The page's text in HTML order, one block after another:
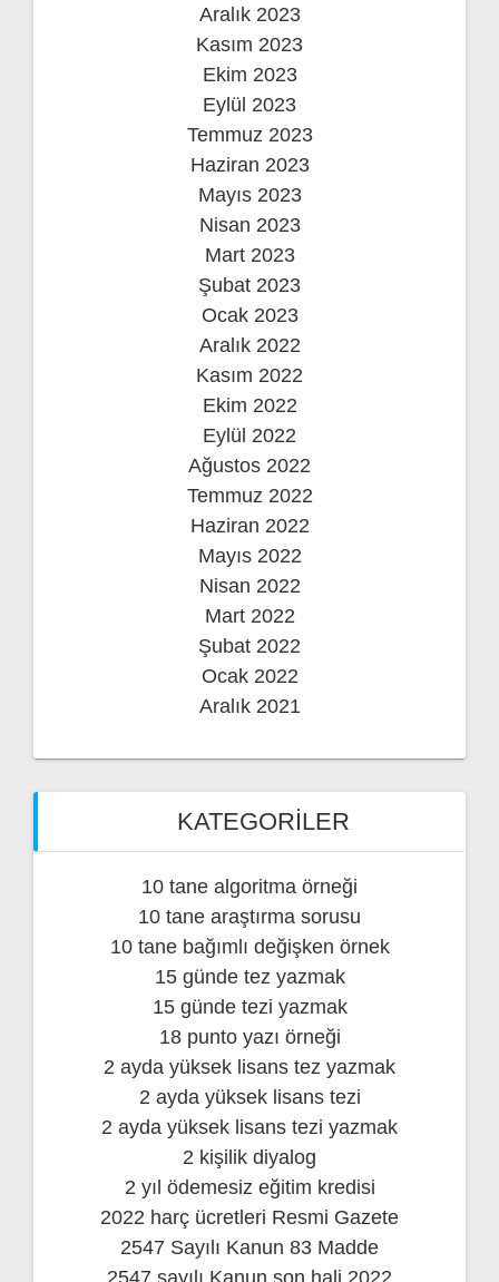
Aralık 2023
Kasım 2023
Ekim 2023
Eylül 2023
Temmuz 2023
Haziran 2023
Mayıs 2023
Nisan 2023
Mart 2023
Şubat 2023
Ocak 2023
Aralık 2022
Kasım 2022
Ekim 2022
Eylül 2022
Ağustos 2022
Temmuz 2022
Haziran 2022
Mayıs 2022
Nisan 2022
Mart 2022
Şubat 2022
Ocak 2022
Aralık 2021
KATEGORILER
10 tane algoritma örneği
10 tane araştırma sorusu
10 tane bağımlı değişken örnek
15 günde tez yazmak
15 günde tezi yazmak
18 punto yazı örneği
2 ayda yüksek lisans tez yazmak
2 ayda yüksek lisans tezi
2 ayda yüksek lisans tezi yazmak
2 kişilik diyalog
2 yıl ödemesiz eğitim kredisi
2022 harç ücretleri Resmi Gazete
2547 Sayılı Kanun 83 Madde